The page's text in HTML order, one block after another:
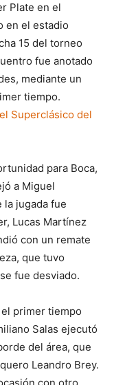
Plate en el
en el estadio
15 del torneo
fue anotado
mediante un
tiempo.
para Boca,
a Miguel
la jugada fue
Lucas Martínez
con un remate
que tuvo
fue desviado.
primer tiempo
Salas ejecutó
del área, que
Leandro Brey.